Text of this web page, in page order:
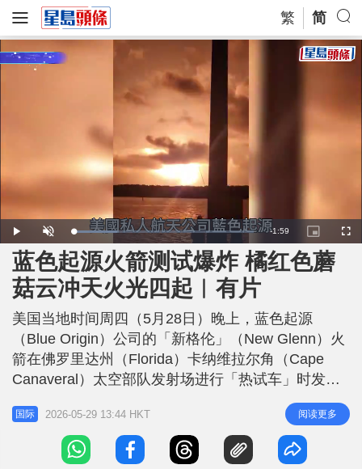
繁 简
P
l
a
y
U
n
m
u
t
L
o
a
d
e
d
:
2
4
4
3
R
e
n
i
-1:59
P
i
c
u
r
c
u
r
e
F
u
蓝色起源火箭测试爆炸 橘红色蘑
菇云冲天火光四起︱有片
美国当地时间周四（5月28日）晚上，蓝色起源
（Blue Origin）公司的「新格伦」（New Glenn）火
箭在佛罗里达州（Florida）卡纳维拉尔角（Cape
Canaveral）太空部队发射场进行「热试车」时发生
爆炸，导致发射台、避雷塔倒塌。爆炸瞬间把夜空染
成橘红色，强烈震波更让附近民宅摇晃不已，据称无
人伤亡。 相关新闻：美国「星舰」静态测试爆炸 第
10次试飞遇挫 事故原因未明 蓝色起源由
国际 2026-05-29 13:44 HKT 阅读更多